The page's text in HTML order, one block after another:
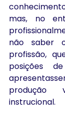
mas, no
não saber
profissão,
posições
produção
instrucional.